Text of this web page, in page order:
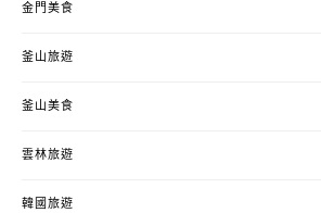
金門美食
釜山旅遊
釜山美食
雲林旅遊
韓國旅遊